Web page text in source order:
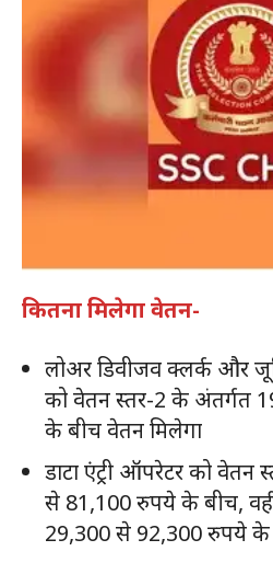
कितना मिलेगा वेतन-
लोअर डिवीजव क्लर्क और
को वेतन स्तर-2 के अंतर्गत
के बीच वेतन मिलेगा
डाटा एंट्री ऑपरेटर को
से 81,100 रुपये के बीच,
29,300 से 92,300 रुपये के